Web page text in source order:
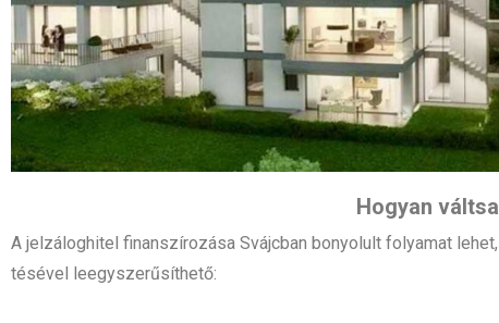
Hogyan
A jelzáloghitel finanszírozása Svájcban bonyolult folyamat
tésével leegyszerűsíthető: